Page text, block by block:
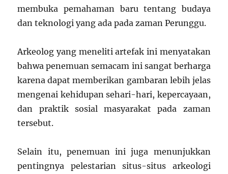
membuka pemahaman baru tentang budaya
dan teknologi yang ada pada zaman Perunggu.
Arkeolog yang meneliti artefak ini menyatakan
bahwa penemuan semacam ini sangat berharga
karena dapat memberikan gambaran lebih jelas
mengenai kehidupan sehari-hari, kepercayaan,
dan praktik sosial masyarakat pada zaman
tersebut.
Selain itu, penemuan ini juga menunjukkan
pentingnya pelestarian situs-situs arkeologi